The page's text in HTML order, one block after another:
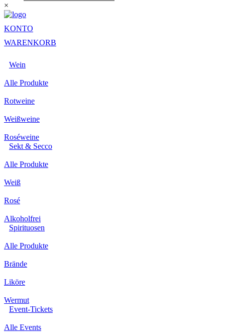
×
KONTO
WARENKORB
Wein
Alle Produkte
Rotweine
Weißweine
Roséweine
Sekt & Secco
Alle Produkte
Weiß
Rosé
Alkoholfrei
Spirituosen
Alle Produkte
Brände
Liköre
Wermut
Event-Tickets
Alle Events